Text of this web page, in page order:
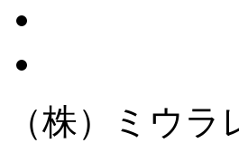
（株）ミウ